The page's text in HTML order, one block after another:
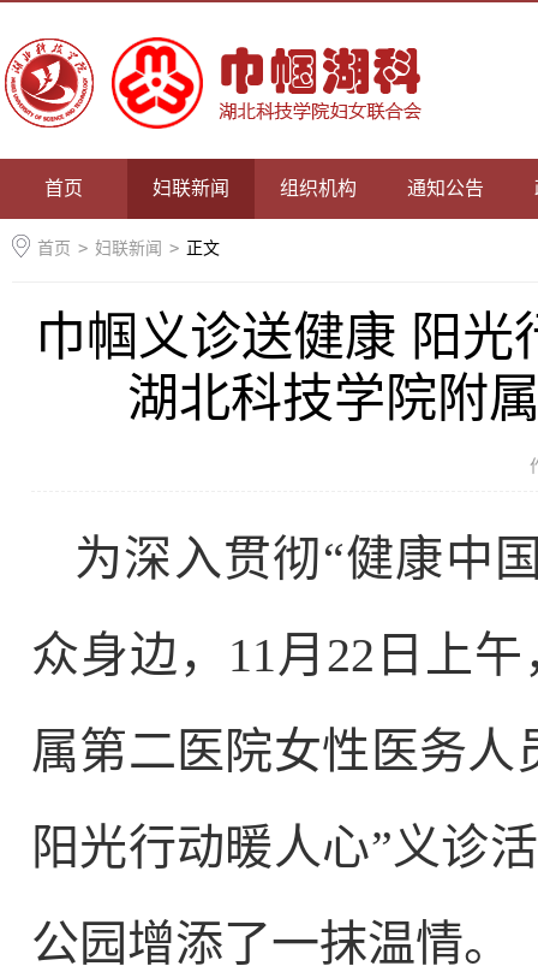
首页 妇联新闻 组织机构 通知公告
首页 > 妇联新闻 > 正文
巾帼义诊送健康 阳
湖北科技学院附
为深入贯彻“健康中
众身边，11月22日上
属第二医院女性医务人
阳光行动暖人心”义诊
公园增添了一抹温情。